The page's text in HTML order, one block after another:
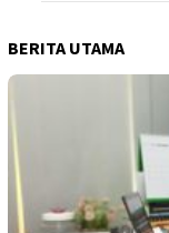
BERITA UTAMA